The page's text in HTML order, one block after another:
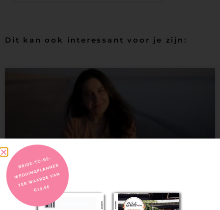
Dit kan ook interessant voor je zijn:
Een droombruiloft in Spanje